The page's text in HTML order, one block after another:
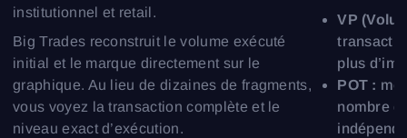
institutionnel et retail.
Big Trades reconstruit le volume exécuté
initial et le marque directement sur le
graphique. Au lieu de dizaines de fragments,
vous voyez la transaction complète et le
niveau exact d’exécution.
VP
plus
POT :
nombre